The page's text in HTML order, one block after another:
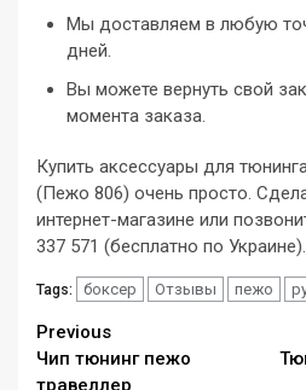
Мы доставляем в любую
дней.
Вы можете вернуть свой
момента заказа.
Купить аксессуары для
(Пежо 806) очень просто.
интернет-магазине или
337 571 (бесплатно по Украине).
Tags: боксер Отзывы пежо
Continue
Reading
Previous
Чип тюнинг пежо
травеллер